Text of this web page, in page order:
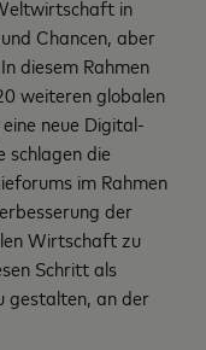
in
Chancen, aber
diesem Rahmen
weiteren globalen
neue Digital-
schlagen die
im Rahmen
der
Wirtschaft zu
Schritt als
gestalten, an der